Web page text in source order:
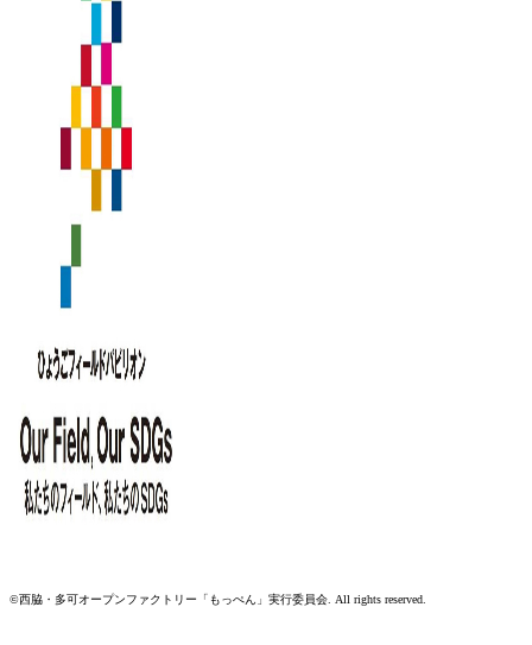
©西脇・多可オープンファクトリー 「もっぺん」実行委員会. All rights reserved.